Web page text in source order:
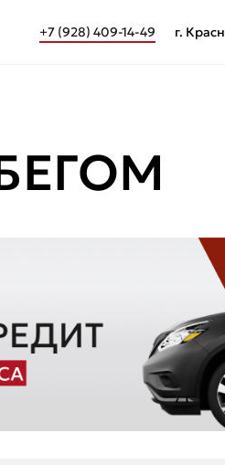
+7 (928) 409-14-49 г.